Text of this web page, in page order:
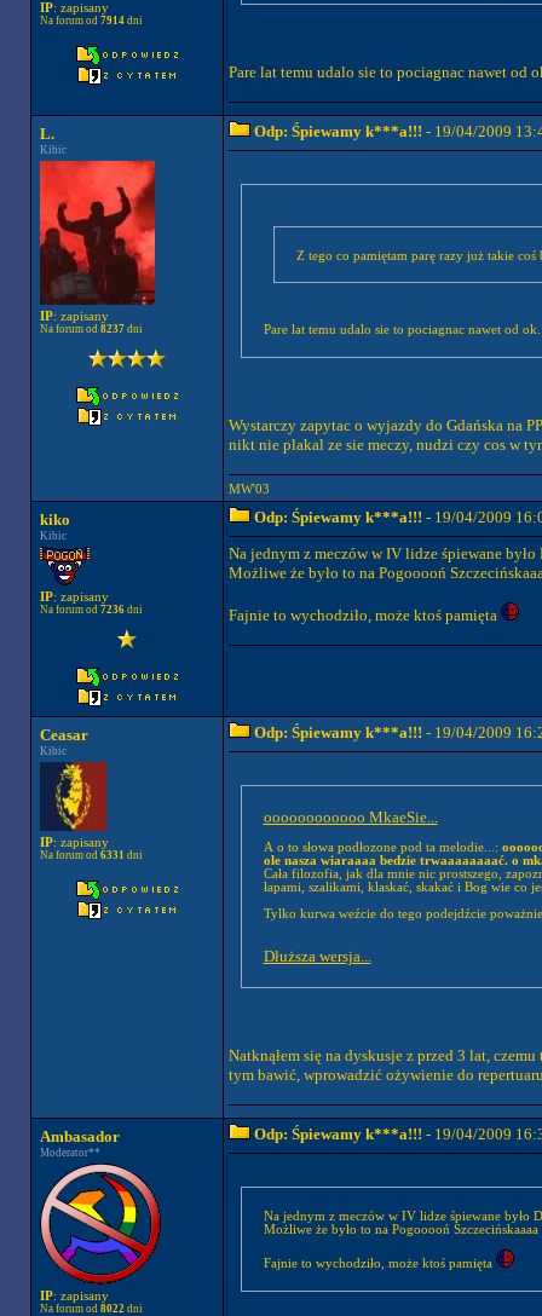
IP: zapisany
Na forum od 7914dni
Pare lat temu udalo sie to pociagnac nawet od
L.
Kibic
IP: zapisany
Na forum od 8237dni
Odp: Śpiewamy k***a!!! - 19/04/2009
Z tego co pamiętam parę razy już takie coś
Pare lat temu udalo sie to pociagnac nawet od
Wystarczy zapytac o wyjazdy do Gdańska na
nikt nie plakal ze sie meczy, nudzi czy cos w
MW'03
kiko
Kibic
IP: zapisany
Na forum od 7236dni
Odp: Śpiewamy k***a!!! - 19/04/2009
Na jednym z meczów w IV lidze śpiewane
Możliwe że było to na Pogooooń
Fajnie to wychodziło, może ktoś pamięta
Ceasar
Kibic
IP: zapisany
Na forum od 6331 dni
Odp: Śpiewamy k***a!!! - 19/04/2009
oooooooooooo MkaeSie...
A o to słowa podłozone pod ta melodie...:
ole nasza wiaraaaa bedzie trwaaaaaaaać. o
Cała filozofia, jak dla mnie nic prostszego,
łapami, szalikami, klaskać, skakać i Bog wie co
Tylko kurwa weźcie do tego podejdźcie
Dłuższa wersja...
Natknąłem się na dyskusje z przed 3 lat,
tym bawić, wprowadzić ożywienie do
Ambasador
Moderator**
IP: zapisany
Na forum od 8022dni
Odp: Śpiewamy k***a!!! - 19/04/2009
Na jednym z meczów w IV lidze śpiewane było
Możliwe że było to na Pogooooń
Fajnie to wychodziło, może ktoś pamięta